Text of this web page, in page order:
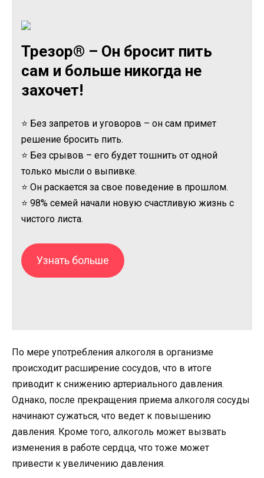
Трезор® – Он бросит пить
сам и больше никогда не
захочет!
⭐ Без запретов и уговоров – он сам примет
решение бросить пить.
⭐ Без срывов – его будет тошнить от одной
только мысли о выпивке.
⭐ Он раскается за свое поведение в прошлом.
⭐ 98% семей начали новую счастливую жизнь с
чистого листа.
Узнать больше
По мере употребления алкоголя в организме
происходит расширение сосудов, что в итоге
приводит к снижению артериального давления.
Однако, после прекращения приема алкоголя сосуды
начинают сужаться, что ведет к повышению
давления. Кроме того, алкоголь может вызвать
изменения в работе сердца, что тоже может
привести к увеличению давления.